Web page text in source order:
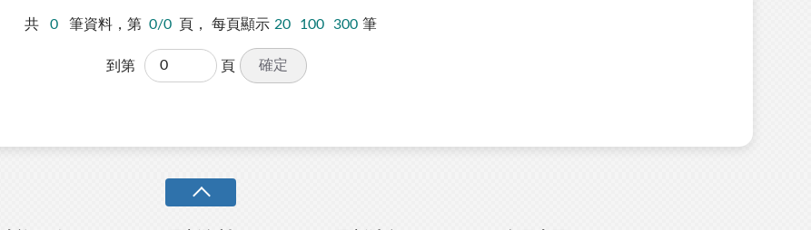
共 0 筆資料，第 0/0 頁， 每頁顯示 20 100 300 筆
到第 頁 確定